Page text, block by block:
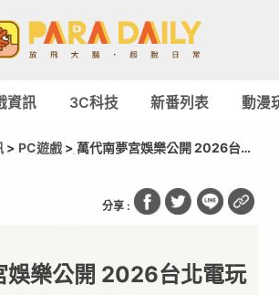
資訊 3C科技 新番列表 動漫
> PC遊戲> 萬代南夢宮娛樂公開 2026台北
分享 :
娛樂公開 2026台北電玩